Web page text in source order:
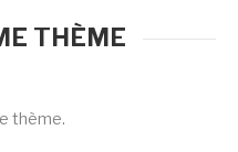
THÈME
thème.